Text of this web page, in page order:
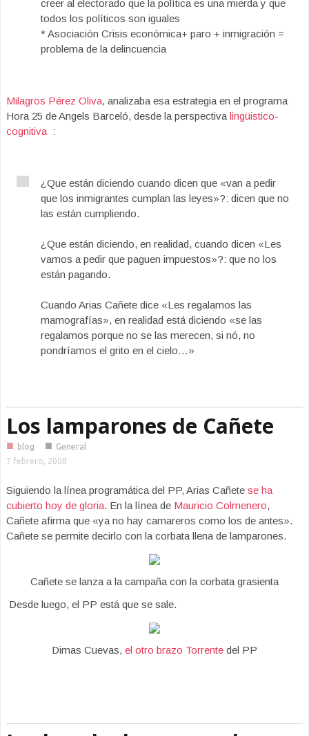
creer al electorado que la política es una mierda y que
todos los políticos son iguales
* Asociación Crisis económica+ paro + inmigración =
problema de la delincuencia
Milagros Pérez Oliva, analizaba esa estrategia en el programa
Hora 25 de Angels Barceló, desde la perspectiva lingüistico-
cognitiva :
¿Que están diciendo cuando dicen que «van a pedir
que los inmigrantes cumplan las leyes»?: dicen que no
las están cumpliendo.
¿Que están diciendo, en realidad, cuando dicen «Les
vamos a pedir que paguen impuestos»?: que no los
están pagando.
Cuando Arias Cañete dice «Les regalamos las
mamografías», en realidad está diciendo «se las
regalamos porque no se las merecen, si nó, no
pondríamos el grito en el cielo…»
Los lamparones de Cañete
■ blog ■ General
7 febrero, 2008
Siguiendo la línea programática del PP, Arias Cañete se ha
cubierto hoy de gloria. En la línea de Mauricio Colmenero,
Cañete afirma que «ya no hay camareros como los de antes».
Cañete se permite decirlo con la corbata llena de lamparones.
Cañete se lanza a la campaña con la corbata grasienta
Desde luego, el PP está que se sale.
Dimas Cuevas, el otro brazo Torrente del PP